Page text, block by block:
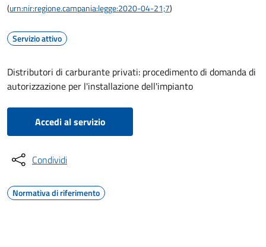
(urn:nir:regione.campania:legge:2020-04-21;7)
Servizio attivo
Distributori di carburante privati: procedimento di domanda di
autorizzazione per l'installazione dell'impianto
Accedi al servizio
Condividi
Normativa di riferimento